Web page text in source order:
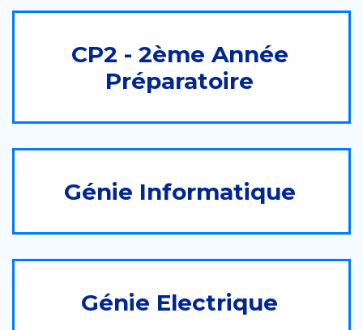
CP2 - 2ème Année
Préparatoire
Génie Informatique
Génie Electrique